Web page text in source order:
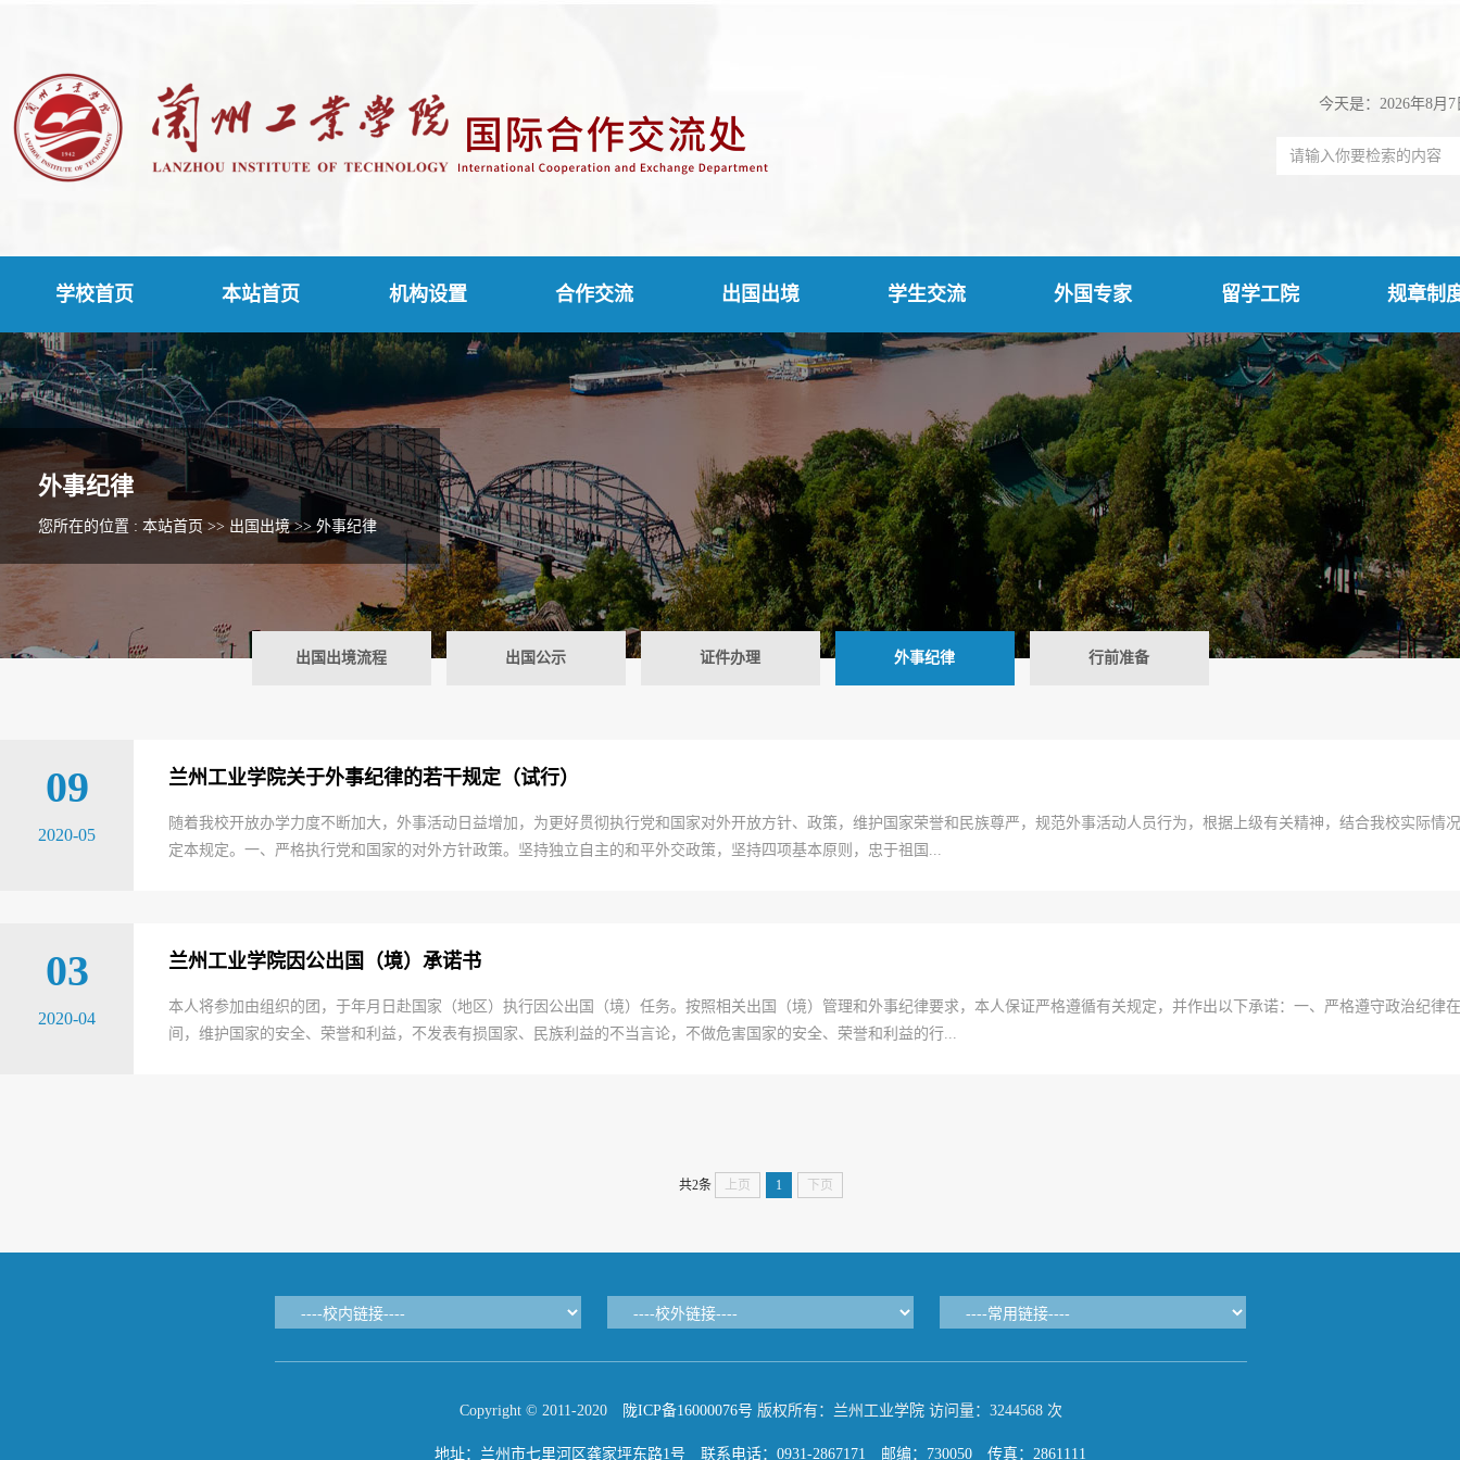
今天是：2026年8月
学校首页 本站首页 机构设置 合作交流 出国出境 学生交流 外国专家 留学工院 规章制
外事纪律
您所在的位置 : 本站首页 >> 出国出境>>外事纪律
出国出境流程 出国公示 证件办理 外事纪律 行前准备
09
2020-05
兰州工业学院关于外事纪律的若干规定（试行）
随着我校开放办学力度不断加大，外事活动日益增加，为更好贯彻执行党和国家对外开放方针、政策，维护国家荣誉和民族尊严，规范外事活动人员行为，根据上级有关精神，结合我校实际情
定本规定。一、严格执行党和国家的对外方针政策。坚持独立自主的和平外交政策，坚持四项基本原则，忠于祖国...
03
2020-04
兰州工业学院因公出国（境）承诺书
本人将参加由组织的团，于年月日赴国家（地区）执行因公出国（境）任务。按照相关出国（境）管理和外事纪律要求，本人保证严格遵循有关规定，并作出以下承诺：一、严格遵守政治纪律
间，维护国家的安全、荣誉和利益，不发表有损国家、民族利益的不当言论，不做危害国家的安全、荣誉和利益的行...
共2条 上页 1 下页
Copyright © 2011-2020 陇ICP备16000076号 版权所有：兰州工业学院 访问量：3244568 次
地址：兰州市七里河区龚家坪东路1号 联系电话：0931-2867171 邮编：730050 传真：2861111